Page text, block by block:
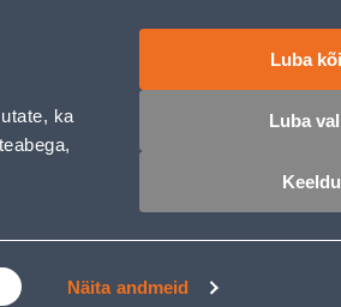
ka
Näita andmeid
Luba
Luba
Keeldu